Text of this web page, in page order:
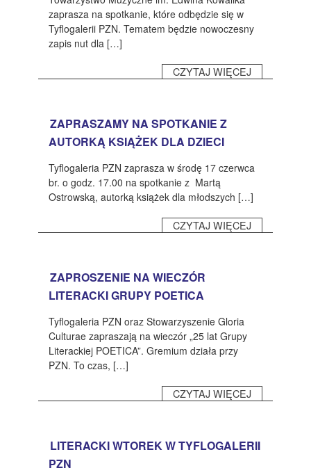
zaprasza na spotkanie, które odbędzie się w
Tyflogalerii PZN. Tematem będzie nowoczesny
zapis nut dla […]
CZYTAJ WIĘCEJ
ZAPRASZAMY NA SPOTKANIE Z
AUTORKĄ KSIĄŻEK DLA DZIECI
Tyflogaleria PZN zaprasza w środę 17 czerwca
br. o godz. 17.00 na spotkanie z Martą
Ostrowską, autorką książek dla młodszych […]
CZYTAJ WIĘCEJ
ZAPROSZENIE NA WIECZÓR
LITERACKI GRUPY POETICA
Tyflogaleria PZN oraz Stowarzyszenie Gloria
Culturae zapraszają na wieczór „25 lat Grupy
Literackiej POETICA”. Gremium działa przy
PZN. To czas, […]
CZYTAJ WIĘCEJ
LITERACKI WTOREK W TYFLOGALERII
PZN